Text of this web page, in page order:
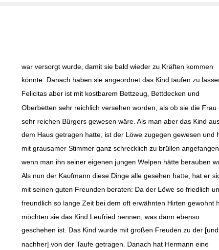
war versorgt wurde, damit sie bald wieder zu Kräften kommen
könnte. Danach haben sie angeordnet das Kind taufen zu
Felicitas aber ist mit kostbarem Bettzeug, Bettdecken und
Oberbetten sehr reichlich versehen worden, als ob sie die Frau
sehr reichen Bürgers gewesen wäre. Als man aber das Kind
dem Haus getragen hatte, ist der Löwe zugegen gewesen und
mit grausamer Stimmer ganz schrecklich zu brüllen
wenn man ihn seiner eigenen jungen Welpen hätte berauben
Als nun der Kaufmann diese Dinge alle gesehen hatte, hat er
mit seinen guten Freunden beraten: Da der Löwe so friedlich
freundlich so lange Zeit bei dem oft erwähnten Hirten gewohnt
möchten sie das Kind Leufried nennen, was dann ebenso
geschehen ist. Das Kind wurde mit großen Freuden zu der [und
nachher] von der Taufe getragen. Danach hat Hermann eine